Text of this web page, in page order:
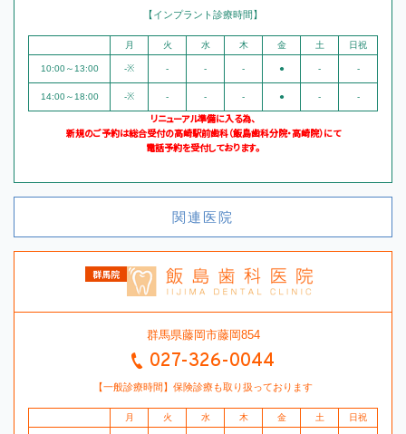
【インプラント診療時間】
月 火 水 木 金 土 日祝
10:00～13:00 -※ - - - ● - -
14:00～18:00 -※ - - - ● - -
リニューアル準備に入る為、
新規のご予約は総合受付の高崎駅前歯科（飯島歯科分院・高崎院）にて
電話予約を受付しております。
関連医院
群馬県藤岡市藤岡854
027-326-0044
【一般診療時間】保険診療も取り扱っております
月 火 水 木 金 土 日祝